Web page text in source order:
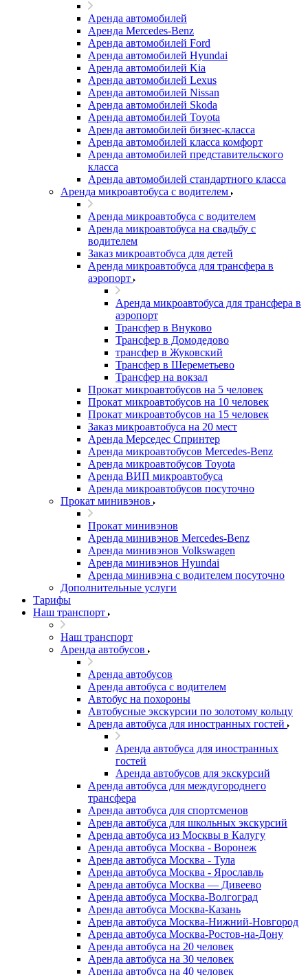
Аренда автомобилей
Аренда Mercedes-Benz
Аренда автомобилей Ford
Аренда автомобилей Hyundai
Аренда автомобилей Kia
Аренда автомобилей Lexus
Аренда автомобилей Nissan
Аренда автомобилей Skoda
Аренда автомобилей Toyota
Аренда автомобилей бизнес-класса
Аренда автомобилей класса комфорт
Аренда автомобилей представительского
класса
Аренда автомобилей стандартного класса
Аренда микроавтобуса с водителем
Аренда микроавтобуса с водителем
Аренда микроавтобуса на свадьбу с
водителем
Заказ микроавтобуса для детей
Аренда микроавтобуса для трансфера в
аэропорт
Аренда микроавтобуса для трансфера в
аэропорт
Трансфер в Внуково
Трансфер в Домодедово
трансфер в Жуковский
Трансфер в Шереметьево
Трансфер на вокзал
Прокат микроавтобусов на 5 человек
Прокат микроавтобусов на 10 человек
Прокат микроавтобусов на 15 человек
Заказ микроавтобуса на 20 мест
Аренда Мерседес Спринтер
Аренда микроавтобусов Mercedes-Benz
Аренда микроавтобусов Toyota
Аренда ВИП микроавтобуса
Аренда микроавтобусов посуточно
Прокат минивэнов
Прокат минивэнов
Аренда минивэнов Mercedes-Benz
Аренда минивэнов Volkswagen
Аренда минивэнов Hyundai
Аренда минивэна с водителем посуточно
Дополнительные услуги
Тарифы
Наш транспорт
Наш транспорт
Аренда автобусов
Аренда автобусов
Аренда автобуса с водителем
Автобус на похороны
Автобусные экскурсии по золотому кольцу
Аренда автобуса для иностранных гостей
Аренда автобуса для иностранных
гостей
Аренда автобусов для экскурсий
Аренда автобуса для междугороднего
трансфера
Аренда автобуса для спортсменов
Аренда автобуса для школьных экскурсий
Аренда автобуса из Москвы в Калугу
Аренда автобуса Москва - Воронеж
Аренда автобуса Москва - Тула
Аренда автобуса Москва - Ярославль
Аренда автобуса Москва — Дивеево
Аренда автобуса Москва-Волгоград
Аренда автобуса Москва-Казань
Аренда автобуса Москва-Нижний-Новгород
Аренда автобуса Москва-Ростов-на-Дону
Аренда автобуса на 20 человек
Аренда автобуса на 30 человек
Аренда автобуса на 40 человек